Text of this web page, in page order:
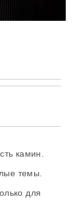
камин.
темы.
для